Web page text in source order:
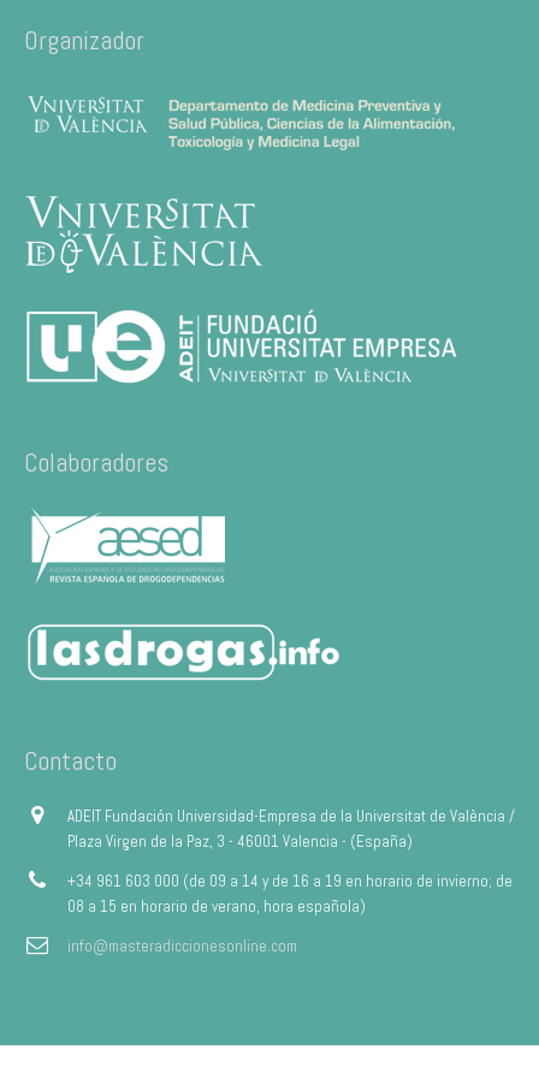
Organizador
Colaboradores
Contacto
ADEIT Fundación Universidad-Empresa de la Universitat de València /
Plaza Virgen de la Paz, 3 - 46001 Valencia - (España)
+34 961 603 000 (de 09 a 14 y de 16 a 19 en horario de invierno; de
08 a 15 en horario de verano, hora española)
info@masteradiccionesonline.com